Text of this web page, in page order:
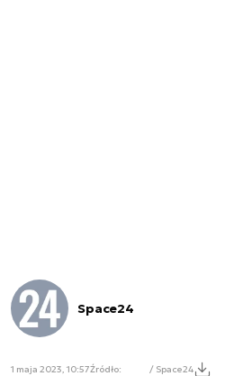
Space24
1 maja 2023, 10:57Źródło: / Space24